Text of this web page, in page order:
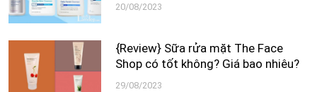
20/08/2023
{Review} Sữa rửa mặt The Face
Shop có tốt không? Giá bao nhiêu?
29/08/2023